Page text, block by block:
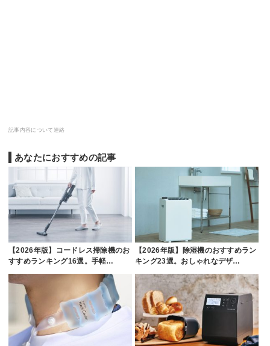
記事内容について連絡
あなたにおすすめの記事
【2026年版】コードレス掃除機のお
すすめランキング16選。手軽…
【2026年版】除湿機のおすすめラン
キング23選。おしゃれなデザ…